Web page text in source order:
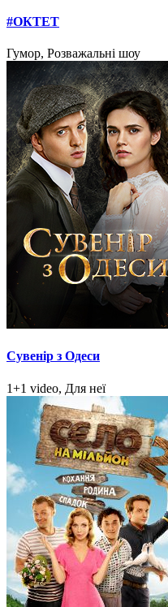
#ОКТЕТ
Гумор, Розважальні шоу
Сувенір з Одеси
1+1 video, Для неї